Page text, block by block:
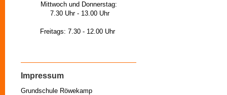
Mittwoch und Donnerstag:
7.30 Uhr - 13.00 Uhr
Freitags: 7.30 - 12.00 Uhr
Impressum
Grundschule Röwekamp